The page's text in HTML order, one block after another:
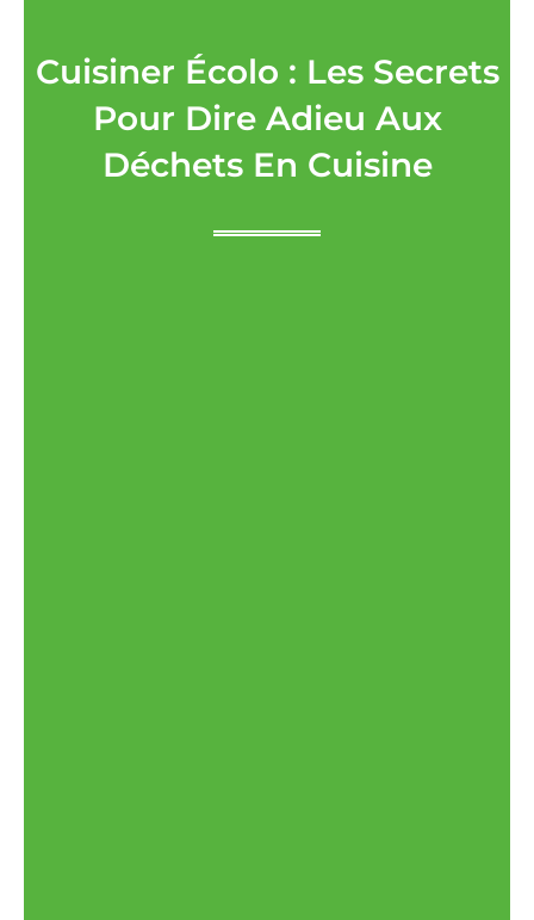
Cuisiner Écolo : Les Secrets
Pour Dire Adieu Aux
Déchets En Cuisine